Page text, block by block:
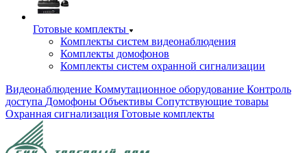
Готовые комплекты
Комплекты систем видеонаблюдения
Комплекты домофонов
Комплекты систем охранной сигнализации
Видеонаблюдение Коммутационное оборудование Контроль
доступа Домофоны Объективы Сопутствующие товары
Охранная сигнализация Готовые комплекты